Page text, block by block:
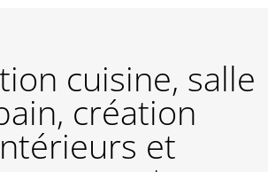
cuisine, salle
création
et